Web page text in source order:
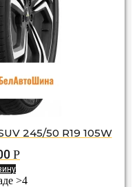
245/50 R19 105W
Р
>4